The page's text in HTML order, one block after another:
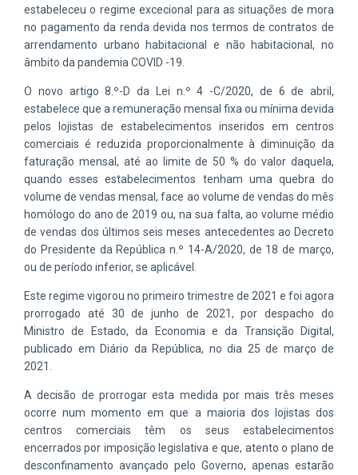
estabeleceu o regime excecional para as situações de mora
no pagamento da renda devida nos termos de contratos de
arrendamento urbano habitacional e não habitacional, no
âmbito da pandemia COVID -19.
O novo artigo 8.º-D da Lei n.º 4 -C/2020, de 6 de abril,
estabelece que a remuneração mensal fixa ou mínima devida
pelos lojistas de estabelecimentos inseridos em centros
comerciais é reduzida proporcionalmente à diminuição da
faturação mensal, até ao limite de 50 % do valor daquela,
quando esses estabelecimentos tenham uma quebra do
volume de vendas mensal, face ao volume de vendas do mês
homólogo do ano de 2019 ou, na sua falta, ao volume médio
de vendas dos últimos seis meses antecedentes ao Decreto
do Presidente da República n.º 14-A/2020, de 18 de março,
ou de período inferior, se aplicável.
Este regime vigorou no primeiro trimestre de 2021 e foi agora
prorrogado até 30 de junho de 2021, por despacho do
Ministro de Estado, da Economia e da Transição Digital,
publicado em Diário da República, no dia 25 de março de
2021.
A decisão de prorrogar esta medida por mais três meses
ocorre num momento em que a maioria dos lojistas dos
centros comerciais têm os seus estabelecimentos
encerrados por imposição legislativa e que, atento o plano de
desconfinamento avançado pelo Governo, apenas estarão